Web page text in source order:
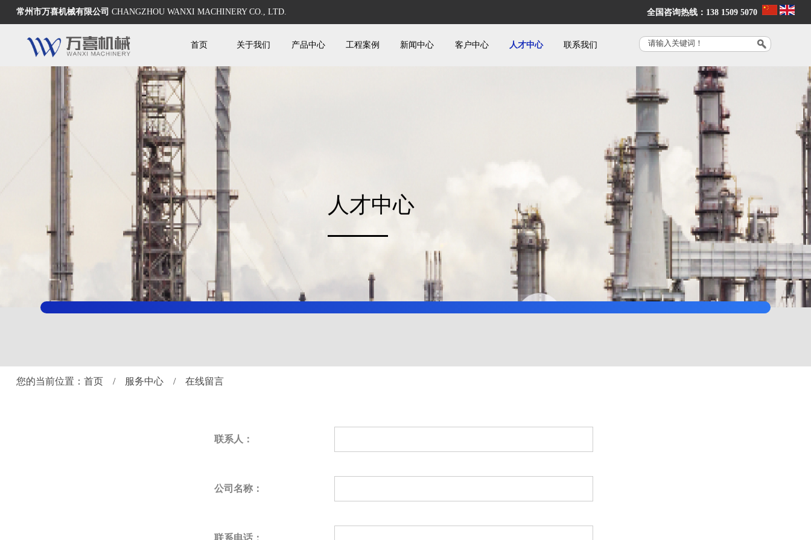
常州市万喜机械有限公司 CHANGZHOU WANXI MACHINERY CO., LTD. 全国咨询热线：138 1509 5070
首页 关于我们 产品中心 工程案例 新闻中心 客户中心 人才中心 联系我们
人才中心
您的当前位置：首页 / 服务中心 / 在线留言
联系人：
公司名称：
联系电话：